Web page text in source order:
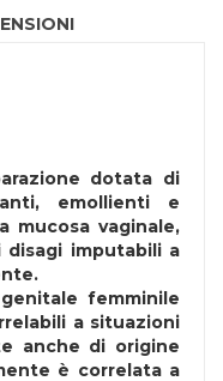
dotata di
emollienti e
vaginale,
disagi imputabili a
femminile
a situazioni
anche di origine
è correlata a